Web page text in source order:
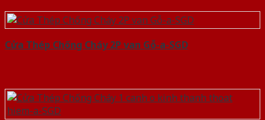
Cửa Thép Chống Cháy 2P van Gỗ-a-SGD